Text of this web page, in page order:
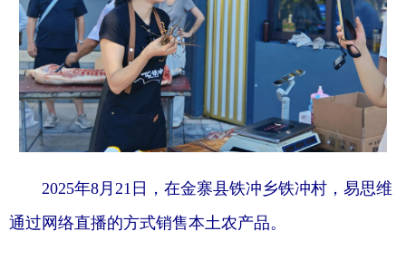
2025年8月21日，在金寨县铁冲乡铁冲村，易思维
通过网络直播的方式销售本土农产品。